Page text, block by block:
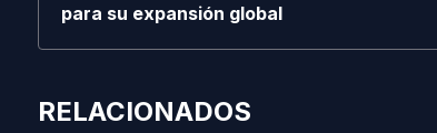
para su expansión global
RELACIONADOS